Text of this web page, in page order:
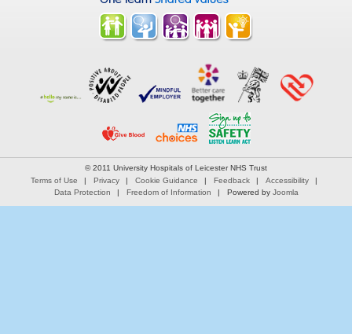
© 2011 University Hospitals of Leicester NHS Trust
Terms of Use
Privacy Cookie Guidance Feedback
Accessibility
Data Protection
Freedom of Information Powered by Joomla